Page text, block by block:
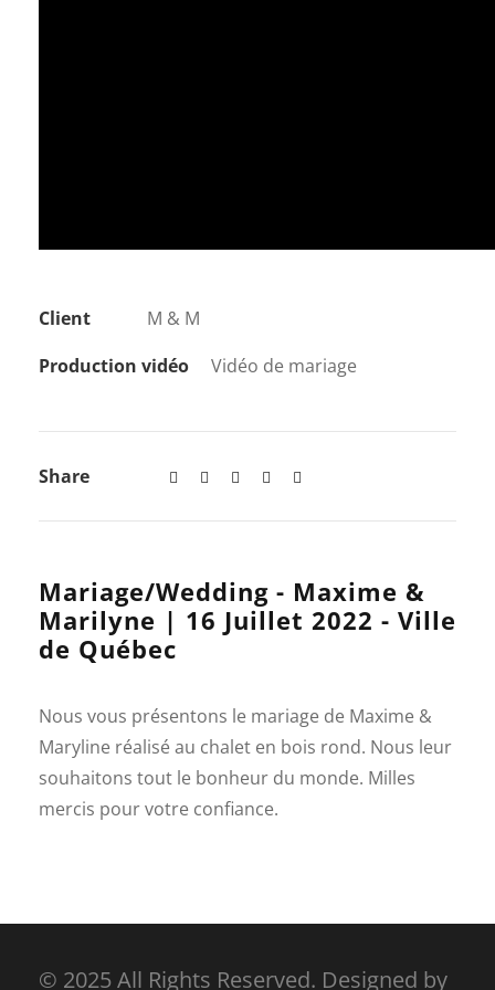
Client
M & M
Production vidéo
Vidéo de mariage
Share
Mariage/Wedding - Maxime &
Marilyne | 16 Juillet 2022 - Ville
de Québec
Nous vous présentons le mariage de Maxime &
Maryline réalisé au chalet en bois rond. Nous leur
souhaitons tout le bonheur du monde. Milles
mercis pour votre confiance.
© 2025 All Rights Reserved. Designed by